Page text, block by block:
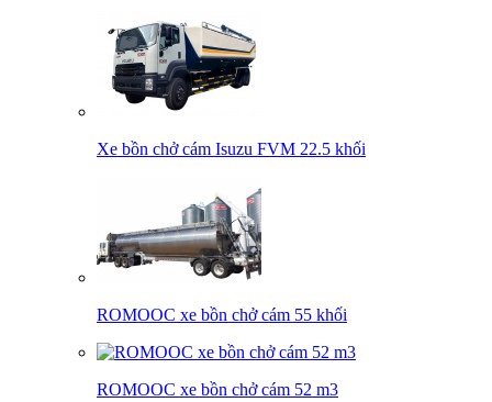
Xe bồn chở cám Isuzu FVM 22.5 khối
ROMOOC xe bồn chở cám 55 khối
ROMOOC xe bồn chở cám 52 m3